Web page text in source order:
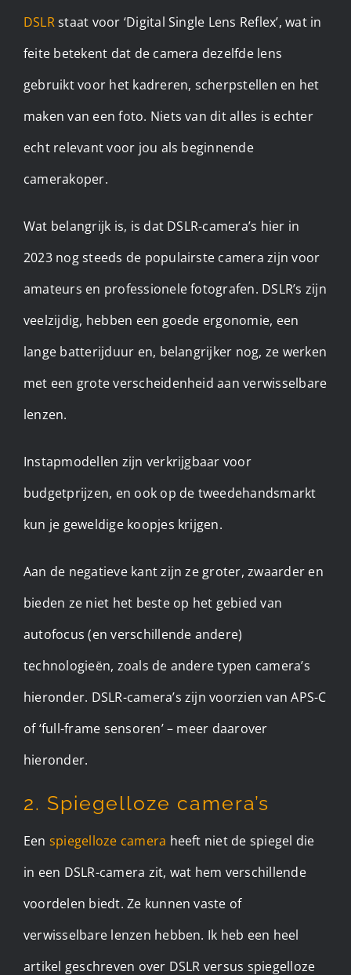
DSLRstaat voor ‘Digital Single Lens Reflex’, wat in
feite betekent dat de camera dezelfde lens
gebruikt voor het kadreren, scherpstellen en het
maken van een foto. Niets van dit alles is echter
echt relevant voor jou als beginnende
camerakoper.
Wat belangrijk is, is dat DSLR-camera’s hier in
2023 nog steeds de populairste camera zijn voor
amateurs en professionele fotografen. DSLR’s zijn
veelzijdig, hebben een goede ergonomie, een
lange batterijduur en, belangrijker nog, ze werken
met een grote verscheidenheid aan verwisselbare
lenzen.
Instapmodellen zijn verkrijgbaar voor
budgetprijzen, en ook op de tweedehandsmarkt
kun je geweldige koopjes krijgen.
Aan de negatieve kant zijn ze groter, zwaarder en
bieden ze niet het beste op het gebied van
autofocus (en verschillende andere)
technologieën, zoals de andere typen camera’s
hieronder. DSLR-camera’s zijn voorzien van APS-C
of ‘full-frame sensoren’ – meer daarover
hieronder.
2. Spiegelloze camera’s
Een spiegelloze camera heeft niet de spiegel die
in een DSLR-camera zit, wat hem verschillende
voordelen biedt. Ze kunnen vaste of
verwisselbare lenzen hebben. Ik heb een heel
artikel geschreven over DSLR versus spiegelloze